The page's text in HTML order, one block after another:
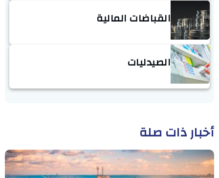
القباضات المالية
الصيدليات
أخبار ذات صلة